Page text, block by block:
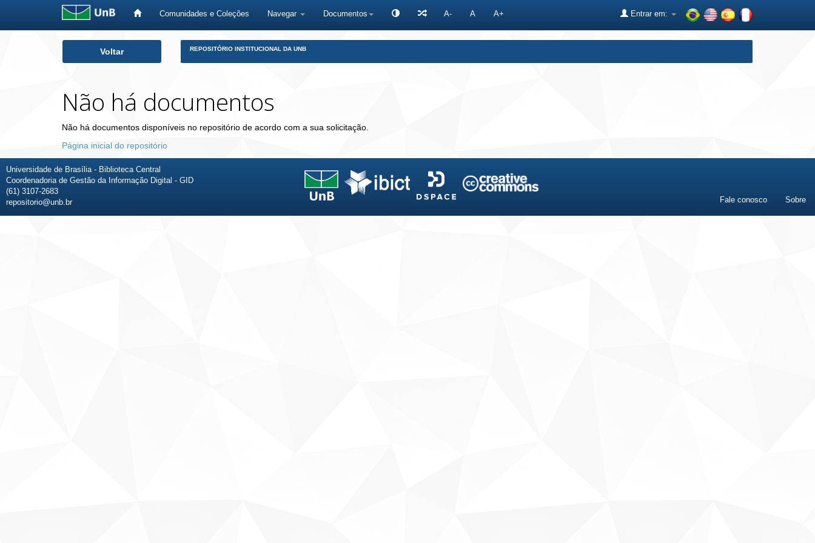
Comunidades e Coleções Navegar Documentos A- A A+ Entrar em:
Voltar REPOSITÓRIO INSTITUCIONAL DA UNB
Não há documentos
Não há documentos disponíveis no repositório de acordo com a sua solicitação.
Página inicial do repositório
Universidade de Brasília - Biblioteca Central
Coordenadoria de Gestão da Informação Digital - GID
(61) 3107-2683
repositorio@unb.br
Fale conosco Sobre